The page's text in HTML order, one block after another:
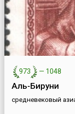
973 — 1048
Аль-Бируни
средневековый